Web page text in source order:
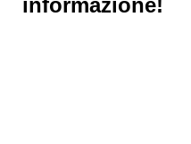
informazione!